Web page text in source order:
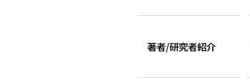
著者/研究者紹介